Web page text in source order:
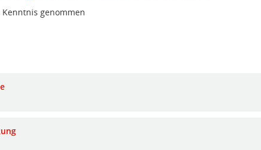
genommen